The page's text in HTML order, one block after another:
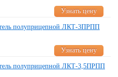
Узнать цену
полуприцепной ЛКТ-3ПРПП
Узнать цену
полуприцепной ЛКТ-3,5ПРПП